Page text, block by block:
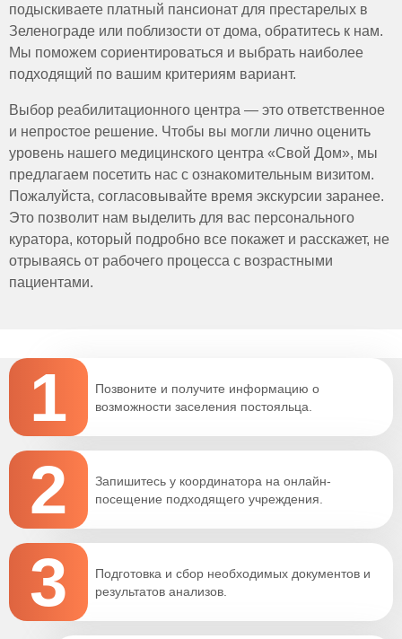
легкие упражнения, такие как прогулки на свежем
воздухе, продолжительностью 30 минут не менее 5 раз
в неделю. Также важно выделять время для отдыха и
релаксации, чтобы снизить уровень стресса.
подыскиваете платный пансионат для престарелых в
Зеленограде или поблизости от дома, обратитесь к нам.
Мы поможем сориентироваться и выбрать наиболее
подходящий по вашим критериям вариант.
Выбор реабилитационного центра — это ответственное
и непростое решение. Чтобы вы могли лично оценить
уровень нашего медицинского центра «Свой Дом», мы
предлагаем посетить нас с ознакомительным визитом.
Пожалуйста, согласовывайте время экскурсии заранее.
Это позволит нам выделить для вас персонального
куратора, который подробно все покажет и расскажет, не
отрываясь от рабочего процесса с возрастными
пациентами.
1
Позвоните и получите информацию о
возможности заселения постояльца.
2
Запишитесь у координатора на онлайн-
посещение подходящего учреждения.
3
Подготовка и сбор необходимых документов и
результатов анализов.